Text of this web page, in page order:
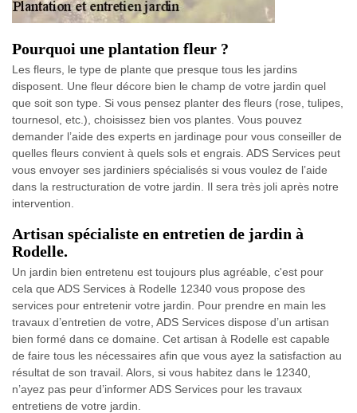
Pourquoi une plantation fleur ?
Les fleurs, le type de plante que presque tous les jardins
disposent. Une fleur décore bien le champ de votre jardin quel
que soit son type. Si vous pensez planter des fleurs (rose, tulipes,
tournesol, etc.), choisissez bien vos plantes. Vous pouvez
demander l’aide des experts en jardinage pour vous conseiller de
quelles fleurs convient à quels sols et engrais. ADS Services peut
vous envoyer ses jardiniers spécialisés si vous voulez de l’aide
dans la restructuration de votre jardin. Il sera très joli après notre
intervention.
Artisan spécialiste en entretien de jardin à
Rodelle.
Un jardin bien entretenu est toujours plus agréable, c'est pour
cela que ADS Services à Rodelle 12340 vous propose des
services pour entretenir votre jardin. Pour prendre en main les
travaux d’entretien de votre, ADS Services dispose d’un artisan
bien formé dans ce domaine. Cet artisan à Rodelle est capable
de faire tous les nécessaires afin que vous ayez la satisfaction au
résultat de son travail. Alors, si vous habitez dans le 12340,
n’ayez pas peur d’informer ADS Services pour les travaux
entretiens de votre jardin.